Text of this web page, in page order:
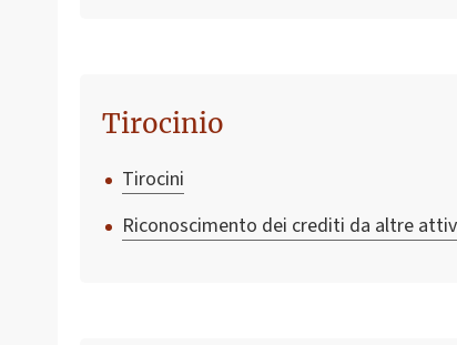
Tirocinio
Tirocini
Riconoscimento dei crediti da altre